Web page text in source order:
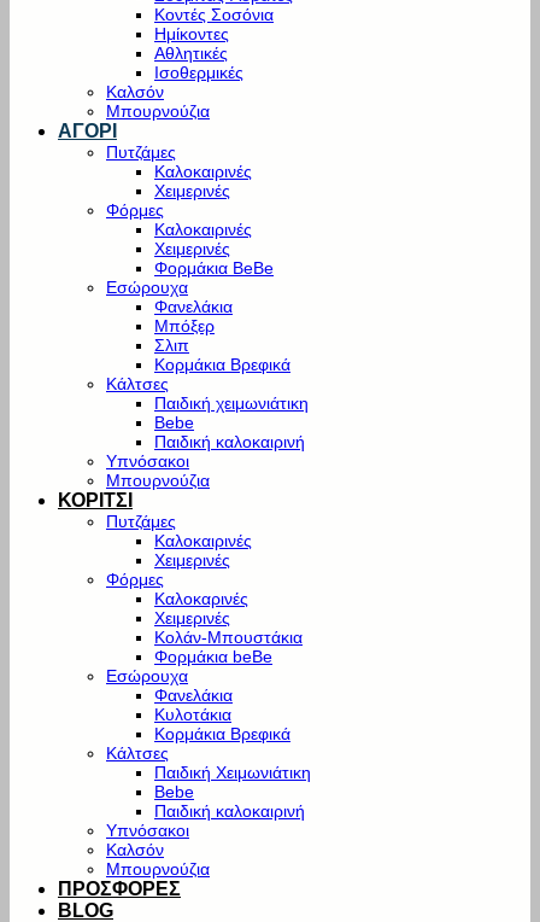
Κοντές Σοσόνια
Ημίκοντες
Αθλητικές
Ισοθερμικές
Καλσόν
Μπουρνούζια
ΑΓΟΡΙ
Πυτζάμες
Καλοκαιρινές
Χειμερινές
Φόρμες
Καλοκαιρινές
Χειμερινές
Φορμάκια BeBe
Εσώρουχα
Φανελάκια
Μπόξερ
Σλιπ
Κορμάκια Βρεφικά
Κάλτσες
Παιδική χειμωνιάτικη
Bebe
Παιδική καλοκαιρινή
Υπνόσακοι
Μπουρνούζια
ΚΟΡΙΤΣΙ
Πυτζάμες
Καλοκαιρινές
Χειμερινές
Φόρμες
Καλοκαρινές
Χειμερινές
Κολάν-Μπουστάκια
Φορμάκια beBe
Εσώρουχα
Φανελάκια
Κυλοτάκια
Κορμάκια Βρεφικά
Κάλτσες
Παιδική Χειμωνιάτικη
Bebe
Παιδική καλοκαιρινή
Υπνόσακοι
Καλσόν
Μπουρνούζια
ΠΡΟΣΦΟΡΕΣ
BLOG